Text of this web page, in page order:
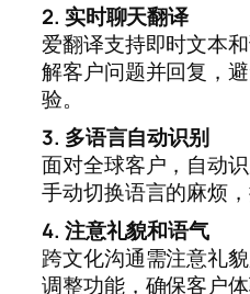
2. 实时聊天翻译
爱翻译支持即时文本
解客户问题并回复，
验。
3. 多语言自动识别
面对全球客户，自动
手动切换语言的麻烦，
4. 注意礼貌和语气
跨文化沟通需注意礼
调整功能，确保客户体